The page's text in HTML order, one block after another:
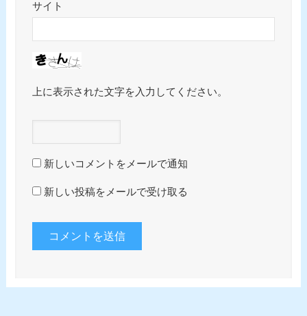
サイト
上に表示された文字を入力してください。
新しいコメントをメールで通知
新しい投稿をメールで受け取る